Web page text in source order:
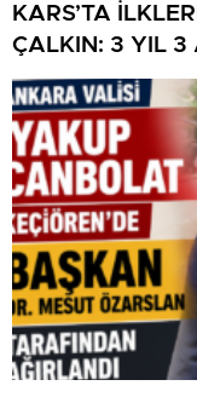
KARS’TA
ÇALKIN: 3 YIL 3
VURAN